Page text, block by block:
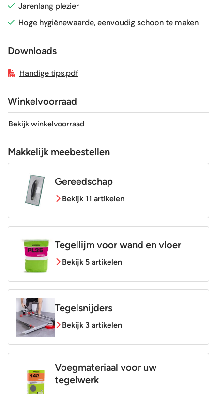
Geschikt voor vloerverwarming Ja
Jarenlang plezier
Hoge hygiënewaarde, eenvoudig schoon te maken
Downloads
Handige tips.pdf
Winkelvoorraad
Bekijk winkelvoorraad
Makkelijk meebestellen
Gereedschap
Bekijk 11 artikelen
Tegellijm voor wand en vloer
Bekijk 5 artikelen
Tegelsnijders
Bekijk 3 artikelen
Voegmateriaal voor uw
tegelwerk